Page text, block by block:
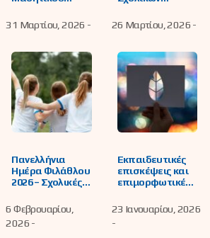
Τοπικής
Ιστορίας: «Η
ευρύτερη
περιοχή της από
το 1900 έως το
1950»
31 Μαρτίου, 2026 -
Κλασικού
Αθλητισμού
ΕΠΑΛ)
26 Μαρτίου, 2026 -
Πανελλήνια
Ημέρα Φιλάθλου
2026 – Σχολικές
Δράσεις
6 Φεβρουαρίου,
2026 -
Εκπαιδευτικές
επισκέψεις και
επιμορφωτικές
Κέντρα
Εκπαίδευσης για
23 Ιανουαρίου, 2026
-